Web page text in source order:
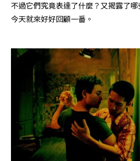
不過它們究竟表達了什麼？又揭露了哪
今天就來好好回顧一番。